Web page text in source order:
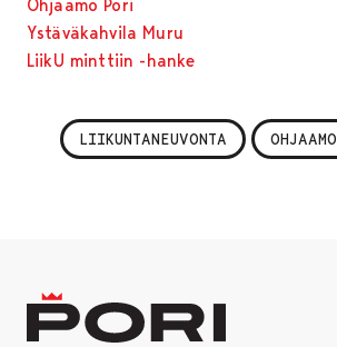
Ohjaamo Pori
Ystäväkahvila Muru
LiikU minttiin -hanke
LIIKUNTANEUVONTA OHJAAMO